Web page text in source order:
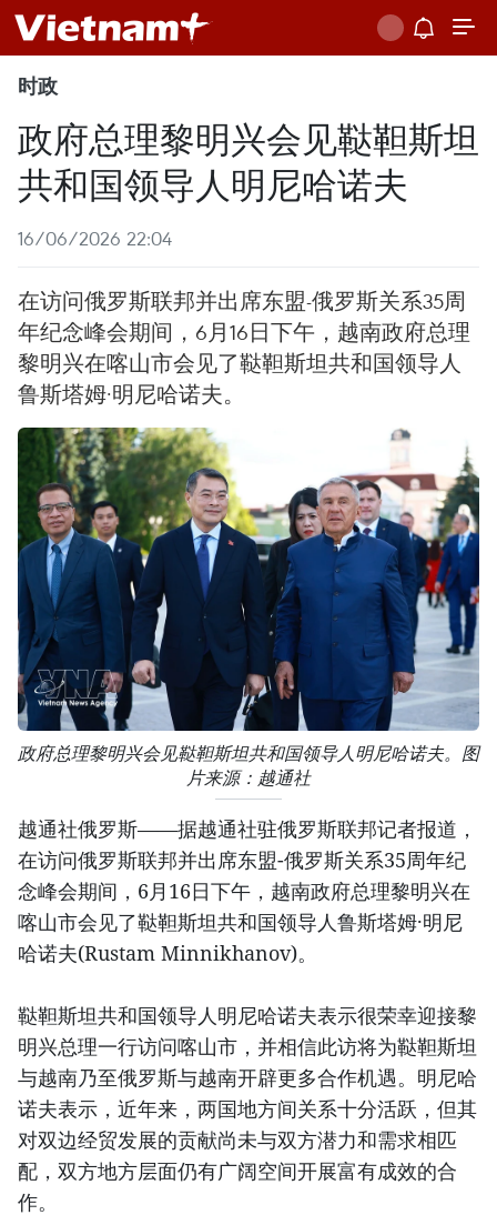
时政
政府总理黎明兴会见鞑靼斯坦
共和国领导人明尼哈诺夫
16/06/2026 22:04
在访问俄罗斯联邦并出席东盟-俄罗斯关系35周
年纪念峰会期间，6月16日下午，越南政府总理
黎明兴在喀山市会见了鞑靼斯坦共和国领导人
鲁斯塔姆·明尼哈诺夫。
政府总理黎明兴会见鞑靼斯坦共和国领导人明尼哈诺夫。图
片来源：越通社
越通社俄罗斯——据越通社驻俄罗斯联邦记者报道，
在访问俄罗斯联邦并出席东盟-俄罗斯关系35周年纪
念峰会期间，6月16日下午，越南政府总理黎明兴在
喀山市会见了鞑靼斯坦共和国领导人鲁斯塔姆·明尼
哈诺夫(Rustam Minnikhanov)。
鞑靼斯坦共和国领导人明尼哈诺夫表示很荣幸迎接黎
明兴总理一行访问喀山市，并相信此访将为鞑靼斯坦
与越南乃至俄罗斯与越南开辟更多合作机遇。明尼哈
诺夫表示，近年来，两国地方间关系十分活跃，但其
对双边经贸发展的贡献尚未与双方潜力和需求相匹
配，双方地方层面仍有广阔空间开展富有成效的合
作。